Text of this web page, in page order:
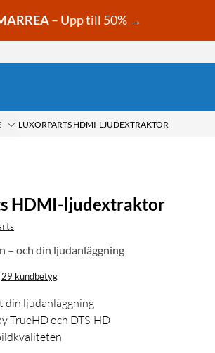
– Upp till 50% →
LUXORPARTS HDMI-LJUDEXTRAKTOR
HDMI-ljudextraktor
– och din ljudanläggning
29 kundbetyg
din ljudanläggning
TrueHD och DTS-HD